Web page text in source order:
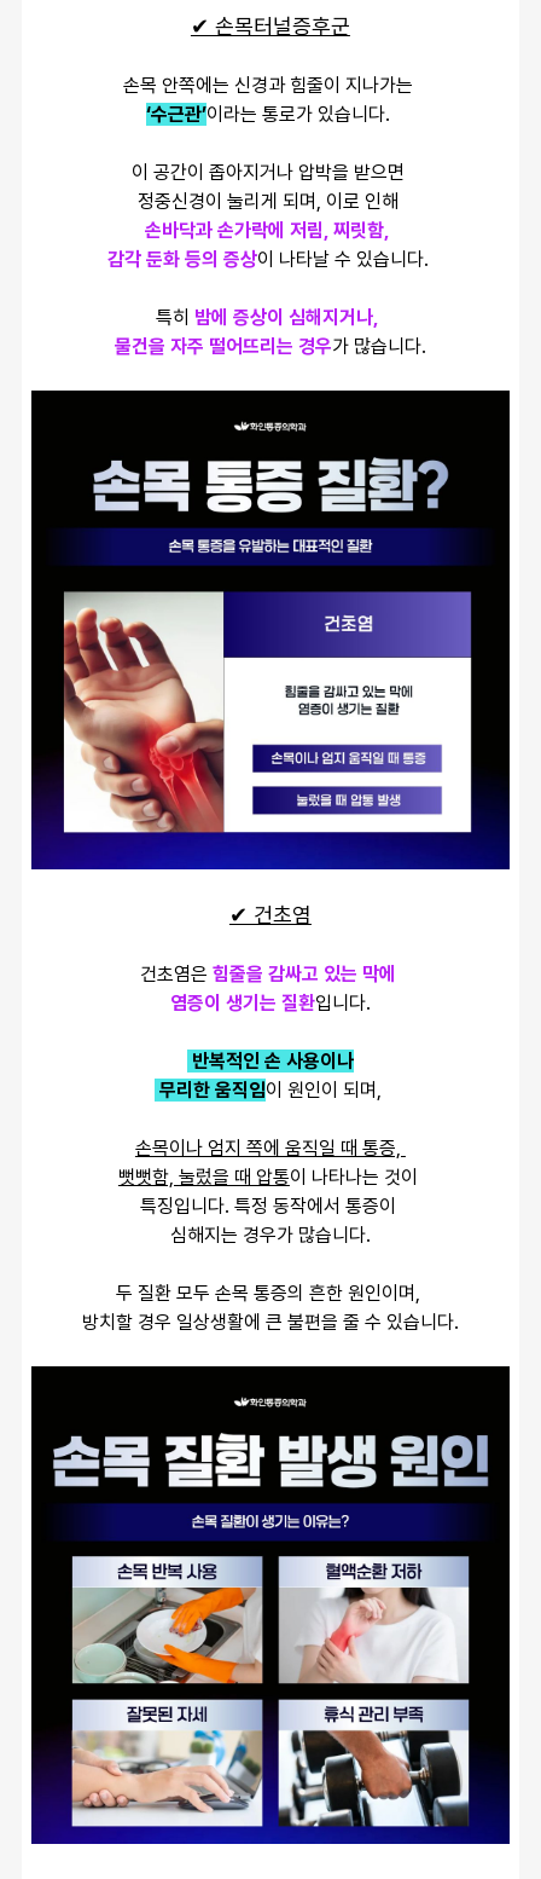
✔ 손목터널증후군
손목 안쪽에는 신경과 힘줄이 지나가는
‘수근관’이라는 통로가 있습니다.
이 공간이 좁아지거나 압박을 받으면
정중신경이 눌리게 되며, 이로 인해
손바닥과 손가락에 저림, 찌릿함,
감각 둔화 등의 증상이 나타날 수 있습니다.
특히 밤에 증상이 심해지거나,
물건을 자주 떨어뜨리는 경우가 많습니다.
✔ 건초염
건초염은 힘줄을 감싸고 있는 막에
염증이 생기는 질환입니다.
반복적인 손 사용이나
무리한 움직임이 원인이 되며,
손목이나 엄지 쪽에 움직일 때 통증,
뻣뻣함, 눌렀을 때 압통이 나타나는 것이
특징입니다. 특정 동작에서 통증이
심해지는 경우가 많습니다.
두 질환 모두 손목 통증의 흔한 원인이며,
방치할 경우 일상생활에 큰 불편을 줄 수 있습니다.